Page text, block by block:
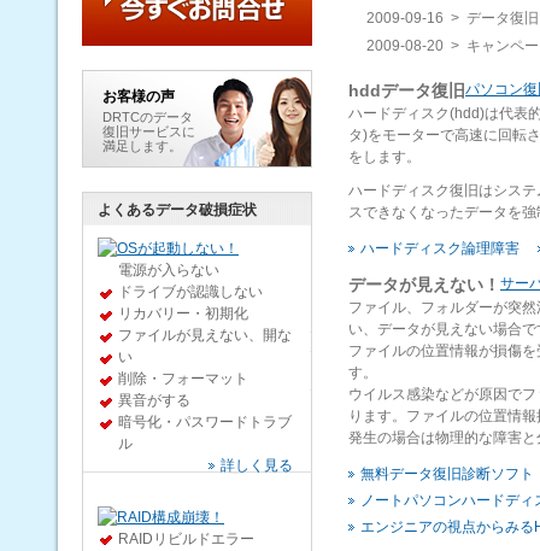
HDDクリニック
データ復旧技術文書
ダウンロード(DOWNLOAD)
業界関連ニュース
データ復旧質問掲示板
2009-09-16 > データ復
2009-08-20 > キャンペ
hddデータ復旧
ハードディスク(hdd)は代表
タ)をモーターで高速に回転
をします。
ハードディスク復旧はシス
スできなくなったデータを
ハードディスク論理障害
データが見えない！
ファイル、フォルダーが突
い、データが見えない場合で
ファイルの位置情報が損傷
す。
ウイルス感染などが原因で
ります。ファイルの位置情
発生の場合は物理的な障害
無料データ復旧診断ソフト
ノートパソコンハードディ
エンジニアの視点からみる
パソコン
サー
お客様の声
DRTCのデータ
復旧サービスに
満足します。
よくあるデータ破損症状
電源が入らない
ドライブが認識しない
リカバリー・初期化
ファイルが見えない、開な
い
削除・フォーマット
異音がする
暗号化・パスワードトラブ
ル
詳しく見る
RAIDリビルドエラー